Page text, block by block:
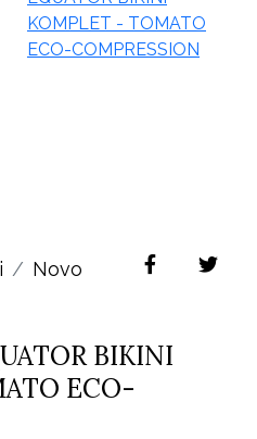
Novo
BIKINI
ECO-